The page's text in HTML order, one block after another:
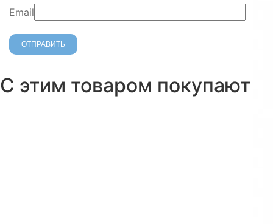
Email
С этим товаром покупают